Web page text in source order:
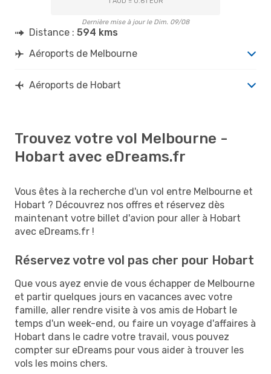
Dernière mise à jour le Dim. 09/08
Distance : 594 kms
Aéroports de Melbourne
Aéroports de Hobart
Trouvez votre vol Melbourne -
Hobart avec eDreams.fr
Vous êtes à la recherche d'un vol entre Melbourne et
Hobart ? Découvrez nos offres et réservez dès
maintenant votre billet d'avion pour aller à Hobart
avec eDreams.fr !
Réservez votre vol pas cher pour Hobart
Que vous ayez envie de vous échapper de Melbourne
et partir quelques jours en vacances avec votre
famille, aller rendre visite à vos amis de Hobart le
temps d'un week-end, ou faire un voyage d'affaires à
Hobart dans le cadre votre travail, vous pouvez
compter sur eDreams pour vous aider à trouver les
vols les moins chers.